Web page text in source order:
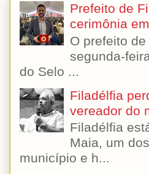
Prefeito de
cerimônia
O prefeito
segunda-
do Selo ...
Filadélfia
vereador do
Filadélfia
Maia, um
município e h...